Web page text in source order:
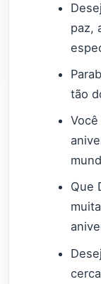
paz,
tão
Que